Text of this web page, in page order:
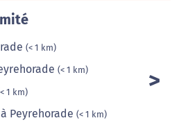
(< 1 km)
(< 1 km)
1 km)
à Peyrehorade (< 1 km)